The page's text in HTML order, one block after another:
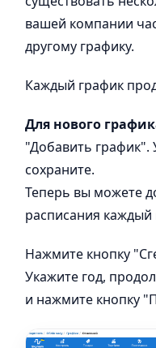
вашей компании
другому графику.
Каждый график
Для нового
"Добавить график".
сохраните.
Теперь вы можете
расписания каждый
Нажмите кнопку
Укажите год,
и нажмите кнопку